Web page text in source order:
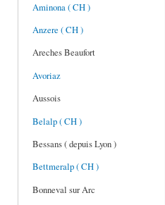
Aminona ( CH )
Anzere ( CH )
Areches Beaufort
Avoriaz
Aussois
Belalp ( CH )
Bessans ( depuis Lyon )
Bettmeralp ( CH )
Bonneval sur Arc